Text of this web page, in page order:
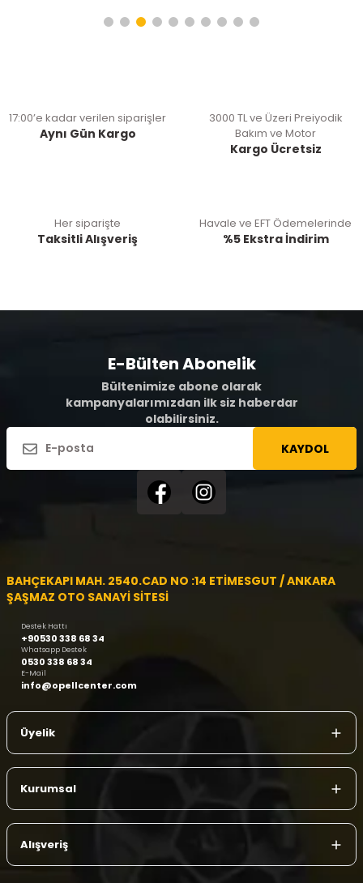
17:00’e kadar verilen siparişler
Aynı Gün Kargo
3000 TL ve Üzeri Preiyodik
Bakım ve Motor
Kargo Ücretsiz
Her siparişte
Taksitli Alışveriş
Havale ve EFT Ödemelerinde
%5 Ekstra İndirim
E-Bülten Abonelik
Bültenimize abone olarak
kampanyalarımızdan ilk siz haberdar
olabilirsiniz.
KAYDOL
BAHÇEKAPI MAH. 2540.CAD NO :14 ETİMESGUT / ANKARA
ŞAŞMAZ OTO SANAYİ SİTESİ
Destek Hattı
+90530 338 68 34
Whatsapp Destek
0530 338 68 34
E-Mail
info@opellcenter.com
Üyelik
Kurumsal
Alışveriş